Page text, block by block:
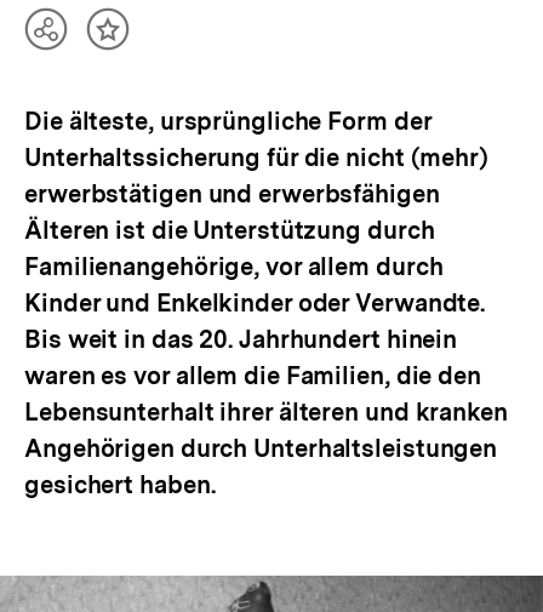
TeilenInhalt
Die älteste, ursprüngliche Form der
Unterhaltssicherung für die nicht (mehr)
erwerbstätigen und erwerbsfähigen
Älteren ist die Unterstützung durch
Familienangehörige, vor allem durch
Kinder und Enkelkinder oder Verwandte.
Bis weit in das 20. Jahrhundert hinein
waren es vor allem die Familien, die den
Lebensunterhalt ihrer älteren und kranken
Angehörigen durch Unterhaltsleistungen
gesichert haben.